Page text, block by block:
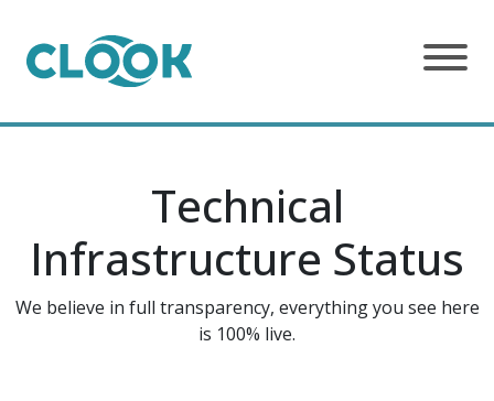
Technical
Infrastructure Status
We believe in full transparency, everything you see here
is 100% live.